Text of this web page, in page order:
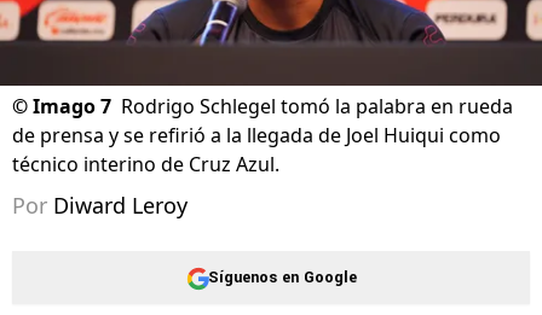
©Imago 7 Rodrigo Schlegel tomó la palabra en rueda
de prensa y se refirió a la llegada de Joel Huiqui como
técnico interino de Cruz Azul.
Por Diward Leroy
Síguenos en Google